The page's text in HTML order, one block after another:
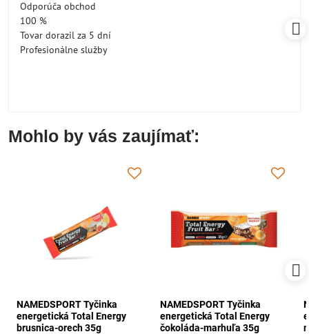
Odporúča obchod
100 %
Tovar dorazil za 5 dní
Profesionálne služby
Mohlo by vás zaujímať:
NAMEDSPORT Tyčinka
energetická Total Energy
brusnica-orech 35g
NAMEDSPORT Tyčinka
energetická Total Energy
čokoláda-marhuľa 35g